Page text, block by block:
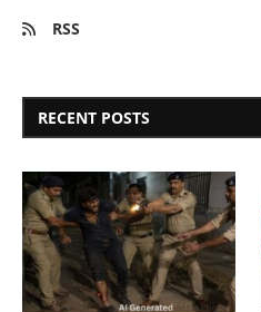
RSS
RECENT POSTS